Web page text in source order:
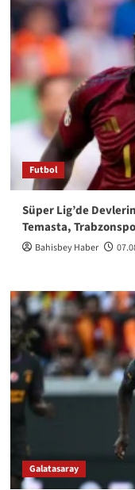
Futbol
Süper Lig’de
Temasta,
Bahisbey Haber
Galatasaray